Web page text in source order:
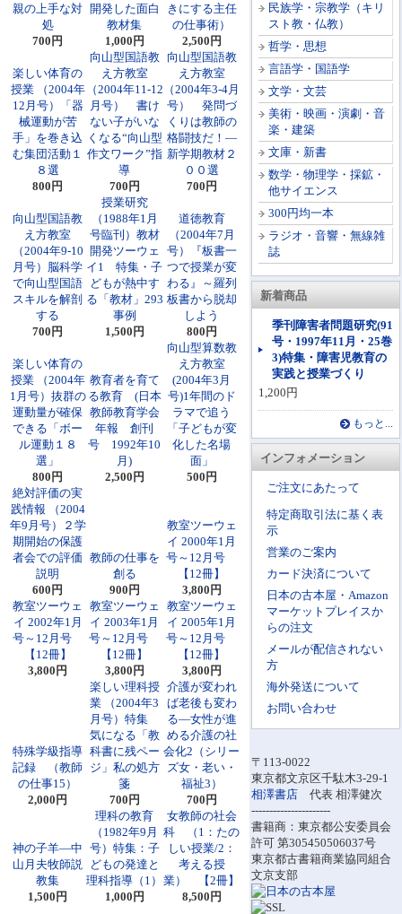
民族学・宗教学（キリ
スト教・仏教）
哲学・思想
言語学・国語学
文学・文芸
美術・映画・演劇・音
楽・建築
文庫・新書
数学・物理学・採鉱・
他サイエンス
300円均一本
ラジオ・音響・無線雑
誌
新着商品
季刊障害者問題研究(91
号・1997年11月・25巻
3)特集・障害児教育の
実践と授業づくり
1,200円
もっと...
インフォメーション
ご注文にあたって
特定商取引法に基く表
示
営業のご案内
カード決済について
日本の古本屋・Amazon
マーケットプレイスか
らの注文
メールが配信されない
方
海外発送について
お問い合わせ
〒113-0022
東京都文京区千駄木3-29-1
相澤書店 代表 相澤健次
----------------------
書籍商：東京都公安委員会
許可 第305450506037号
東京都古書籍商業協同組合
文京支部
親の上手な対
処
700円
開発した面白
教材集
1,000円
きにする主任
の仕事術）
2,500円
楽しい体育の
授業 （2004年
12月号）「器
械運動が苦
手」を巻き込
む集団活動１
８選
800円
向山型国語教
え方教室
（2004年11-12
月号） 書け
ない子がいな
くなる“向山型
作文ワーク”指
導
700円
向山型国語教
え方教室
（2004年3-4月
号） 発問づ
くりは教師の
格闘技だ！―
新学期教材２
００選
700円
向山型国語教
え方教室
（2004年9-10
月号）脳科学
で向山型国語
スキルを解剖
する
700円
授業研究
（1988年1月
号臨刊）教材
開発ツーウェ
イ1 特集・子
どもが熱中す
る「教材」293
事例
1,500円
道徳教育
（2004年7月
号）『板書一
つで授業が変
わる』～羅列
板書から脱却
しよう
800円
楽しい体育の
授業 （2004年
1月号）抜群の
運動量が確保
できる「ボー
ル運動１８
選」
800円
教育者を育て
る教育 (日本
教師教育学会
年報 創刊
号 1992年10
月)
2,500円
向山型算数教
え方教室
(2004年3月
号)1年間のド
ラマで追う
「子どもが変
化した名場
面」
500円
絶対評価の実
践情報 （2004
年9月号）２学
期開始の保護
者会での評価
説明
600円
教師の仕事を
創る
900円
教室ツーウェ
イ 2000年1月
号～12月号
【12冊】
3,800円
教室ツーウェ
イ 2002年1月
号～12月号
【12冊】
3,800円
教室ツーウェ
イ 2003年1月
号～12月号
【12冊】
3,800円
教室ツーウェ
イ 2005年1月
号～12月号
【12冊】
3,800円
特殊学級指導
記録 （教師
の仕事15）
2,000円
楽しい理科授
業 （2004年3
月号）特集
気になる「教
科書に残ペー
ジ」私の処方
箋
700円
介護が変われ
ば老後も変わ
る―女性が進
める介護の社
会化2（シリー
ズ女・老い・
福祉3）
700円
神の子羊―中
山月夫牧師説
教集
1,500円
理科の教育
（1982年9月
号）特集：子
どもの発達と
理科指導（1）
1,000円
女教師の社会
科 （1：たの
しい授業/2：
考える授
業） 【2冊】
8,500円